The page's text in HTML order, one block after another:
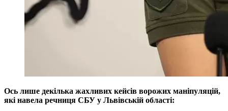
Ось лише декілька жахливих кейсів ворожих маніпуляцій,
які навела речниця СБУ у Львівській області: